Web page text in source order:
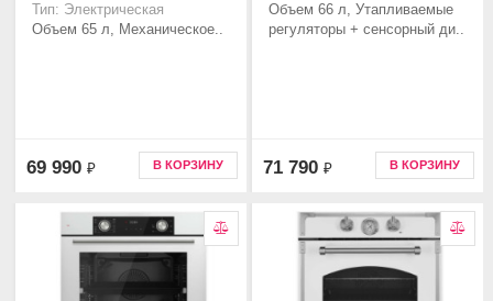
Тип: Электрическая
Объем 65 л, Механическое..
69 990 ₽ В КОРЗИНУ
Объем 66 л, Утапливаемые
регуляторы + сенсорный ди..
71 790 ₽ В КОРЗИНУ